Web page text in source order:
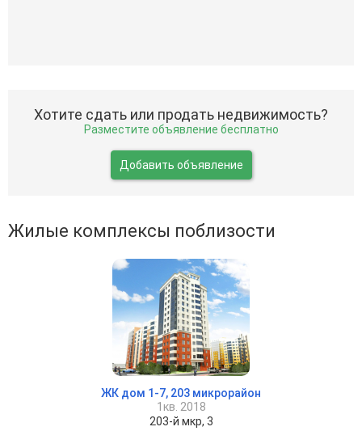
Хотите сдать или продать недвижимость?
Разместите объявление бесплатно
Добавить объявление
Жилые комплексы поблизости
ЖК дом 1-7, 203 микрорайон
1кв. 2018
203-й мкр, 3